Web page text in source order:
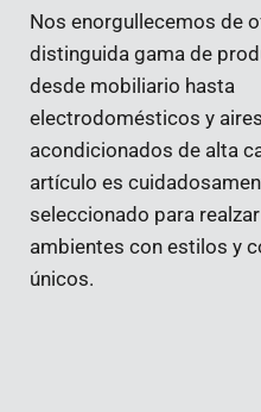
Nos enorgullecemos de
distinguida gama de
desde mobiliario hasta
electrodomésticos y aires
acondicionados de alta
artículo es
seleccionado para
ambientes con estilos y
únicos.